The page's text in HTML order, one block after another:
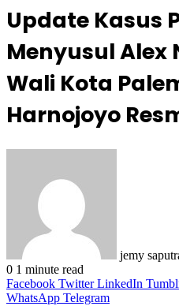
Update Kasus
Menyusul Alex
Wali Kota
Harnojoyo
jemy
0 1 minute read
Facebook Twitter LinkedIn
WhatsApp Telegram